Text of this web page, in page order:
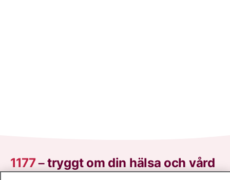
1177–tryggt om din hälsa och vård